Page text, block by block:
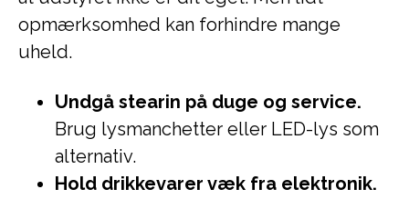
opmærksomhed kan forhindre mange
uheld.
Undgå stearin på duge og service.
Brug lysmanchetter eller LED-lys som
alternativ.
Hold drikkevarer væk fra elektronik.